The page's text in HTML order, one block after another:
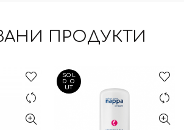
ПРОДУКТИ
SOL
D O
UT